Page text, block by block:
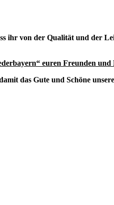
ihr von der Qualität und der
euren Freunden und
das Gute und Schöne